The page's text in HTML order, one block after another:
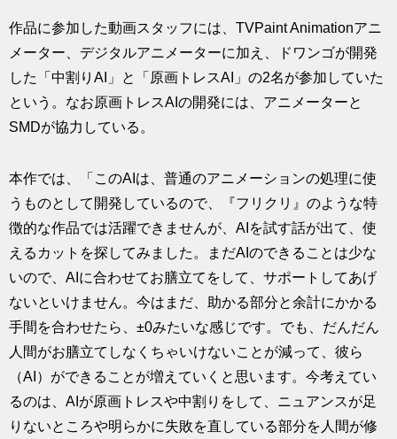
作品に参加した動画スタッフには、TVPaint Animationアニ
メーター、デジタルアニメーターに加え、ドワンゴが開発
した「中割りAI」と「原画トレスAI」の2名が参加していた
という。なお原画トレスAIの開発には、アニメーターと
SMDが協力している。
本作では、「このAIは、普通のアニメーションの処理に使
うものとして開発しているので、『フリクリ』のような特
徴的な作品では活躍できませんが、AIを試す話が出て、使
えるカットを探してみました。まだAIのできることは少な
いので、AIに合わせてお膳立てをして、サポートしてあげ
ないといけません。今はまだ、助かる部分と余計にかかる
手間を合わせたら、±0みたいな感じです。でも、だんだん
人間がお膳立てしなくちゃいけないことが減って、彼ら
（AI）ができることが増えていくと思います。今考えてい
るのは、AIが原画トレスや中割りをして、ニュアンスが足
りないところや明らかに失敗を直している部分を人間が修